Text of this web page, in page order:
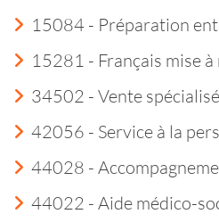
15084 - Préparation
15281 - Français mise à
34502 - Vente
42056 - Service à la
44028 -
44022 - Aide médico-